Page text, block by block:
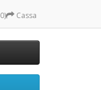
Cassa